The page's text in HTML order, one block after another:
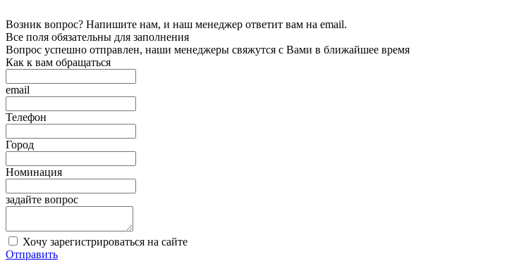
Возник вопрос? Напишите нам, и наш менеджер ответит вам на email.
Все поля обязательны для заполнения
Вопрос успешно отправлен, наши менеджеры свяжутся с Вами в ближайшее время
Как к вам обращаться
email
Телефон
Город
Номинация
задайте вопрос
Хочу зарегистрироваться на сайте
Отправить